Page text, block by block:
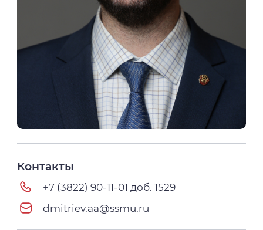
Контакты
+7 (3822) 90-11-01 доб. 1529
dmitriev.aa@ssmu.ru